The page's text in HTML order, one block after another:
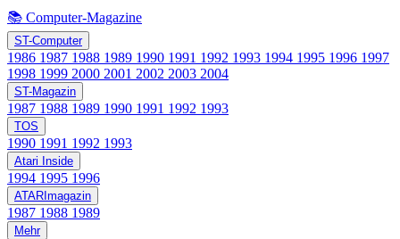
📚 Computer-Magazine
ST-Computer
1986 1987 1988 1989 1990 1991 1992 1993 1994 1995 1996 1997
1998 1999 2000 2001 2002 2003 2004
ST-Magazin
1987 1988 1989 1990 1991 1992 1993
TOS
1990 1991 1992 1993
Atari Inside
1994 1995 1996
ATARImagazin
1987 1988 1989
Mehr